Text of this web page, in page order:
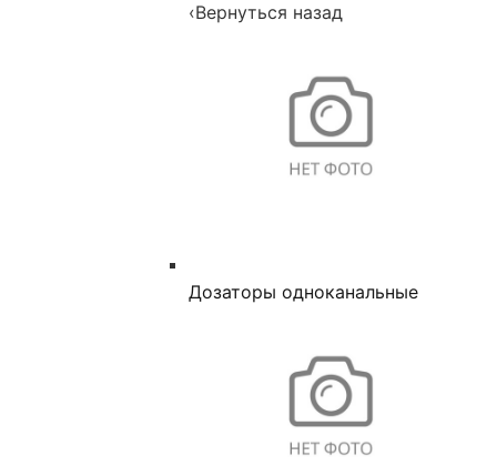
‹Вернуться назад
Дозаторы одноканальные